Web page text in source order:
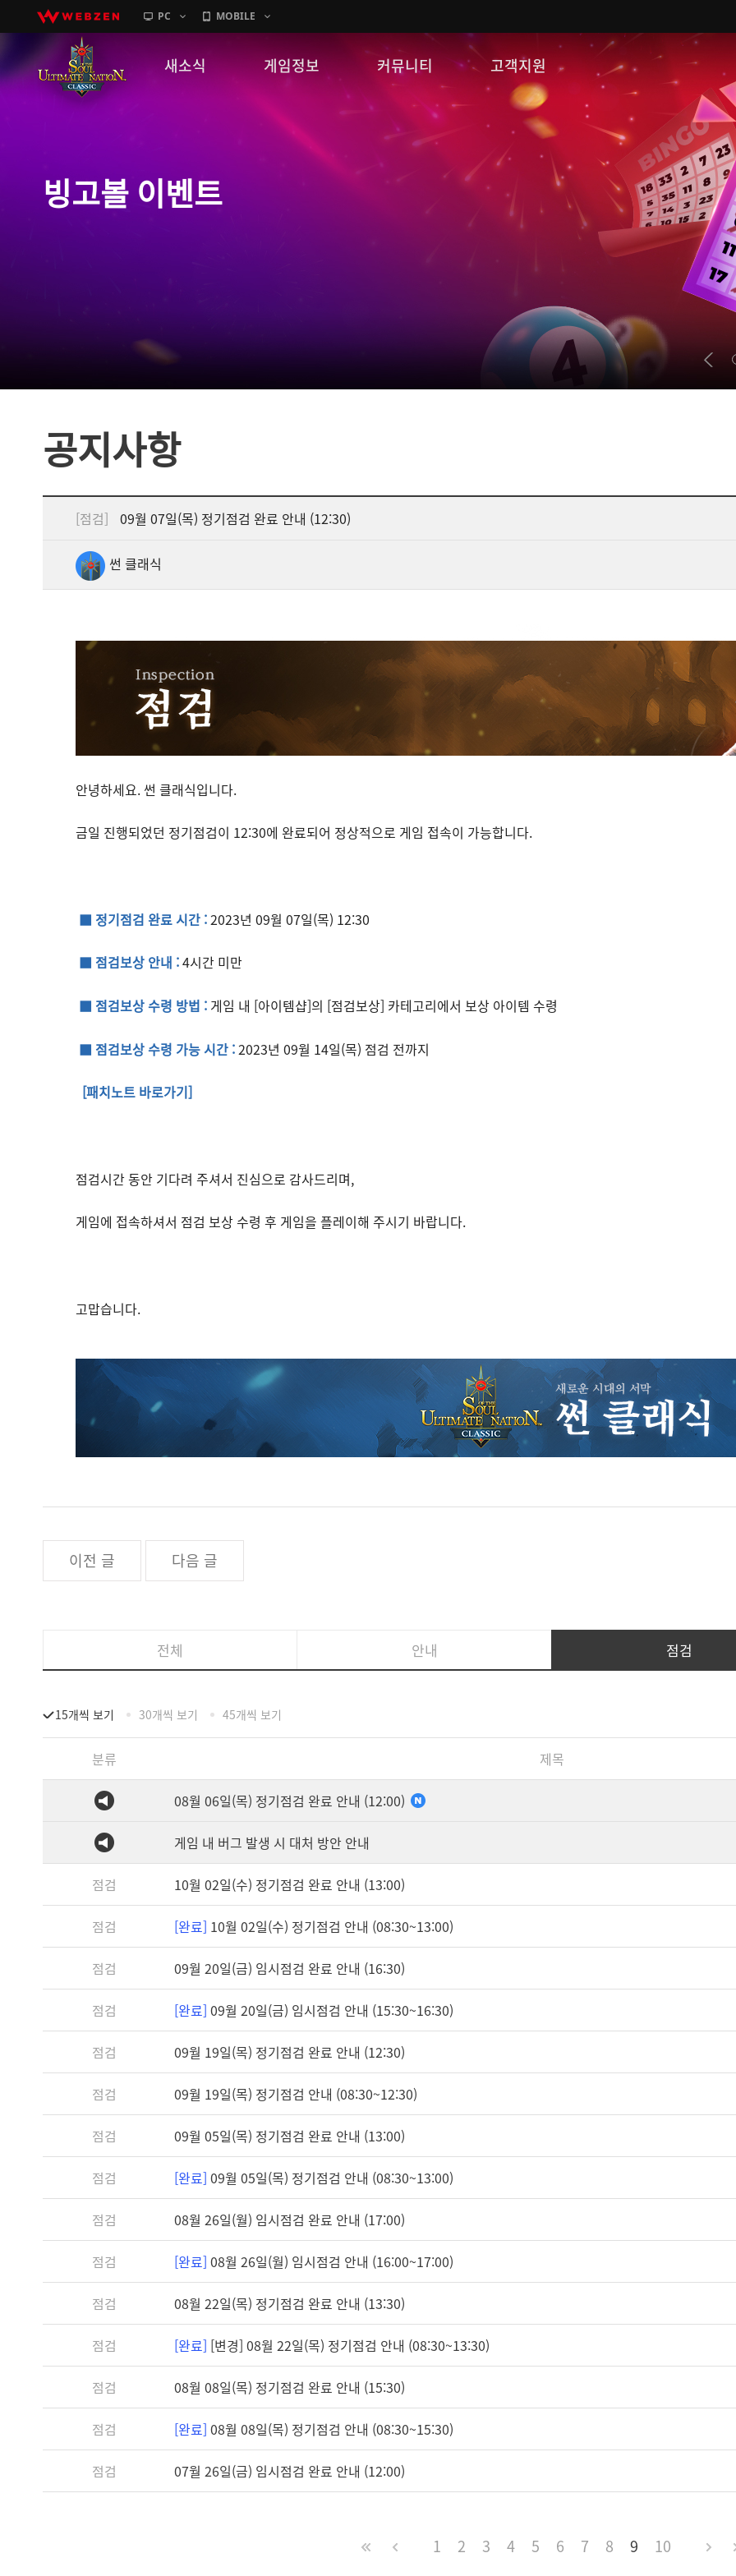
PC MOBILE
새소식
GM노트
이벤트
게임정보
세계관
캐릭터소개
커뮤니티
자유게시판
이미지게시판
공략 게시판
고객지원
FAQ
쿠폰등록
빙고볼 이벤트
공지사항
[점검] 09월 07일(목) 정기점검 완료 안내 (12:30)
썬 클래식
안녕하세요. 썬 클래식입니다.
금일 진행되었던 정기점검이 12:30에 완료되어 정상적으로 게임 접속이 가능합니다.
■ 정기점검 완료 시간 :2023년 09월 07일(목) 12:30
■ 점검보상 안내 :4시간 미만
■ 점검보상 수령 방법 : 게임 내 [아이템샵]의 [점검보상] 카테고리에서 보상 아이템 수령
■ 점검보상 수령 가능 시간 :2023년 09월 14일(목) 점검 전까지
[패치노트 바로가기]
점검시간 동안 기다려 주셔서 진심으로 감사드리며,
게임에 접속하셔서 점검 보상 수령 후 게임을 플레이해 주시기 바랍니다.
고맙습니다.
이전 글 다음 글
전체 안내 점검
15개씩 보기 30개씩 보기 45개씩 보기
분류 제목
08월 06일(목) 정기점검 완료 안내 (12:00)
게임 내 버그 발생 시 대처 방안 안내
점검 10월 02일(수) 정기점검 완료 안내 (13:00)
점검 [완료] 10월 02일(수) 정기점검 안내 (08:30~13:00)
점검 09월 20일(금) 임시점검 완료 안내 (16:30)
점검 [완료] 09월 20일(금) 임시점검 안내 (15:30~16:30)
점검 09월 19일(목) 정기점검 완료 안내 (12:30)
점검 09월 19일(목) 정기점검 안내 (08:30~12:30)
점검 09월 05일(목) 정기점검 완료 안내 (13:00)
점검 [완료] 09월 05일(목) 정기점검 안내 (08:30~13:00)
점검 08월 26일(월) 임시점검 완료 안내 (17:00)
점검 [완료] 08월 26일(월) 임시점검 안내 (16:00~17:00)
점검 08월 22일(목) 정기점검 완료 안내 (13:30)
점검 [완료] [변경] 08월 22일(목) 정기점검 안내 (08:30~13:30)
점검 08월 08일(목) 정기점검 완료 안내 (15:30)
점검 [완료] 08월 08일(목) 정기점검 안내 (08:30~15:30)
점검 07월 26일(금) 임시점검 완료 안내 (12:00)
1 2 3 4 5 6 7 8 9 10